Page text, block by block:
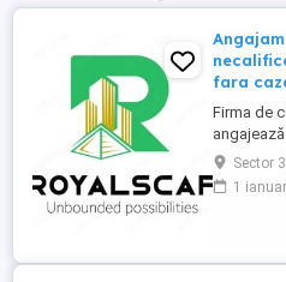
fara
Firma de
angajare
8500 lei
intre
Sector
1